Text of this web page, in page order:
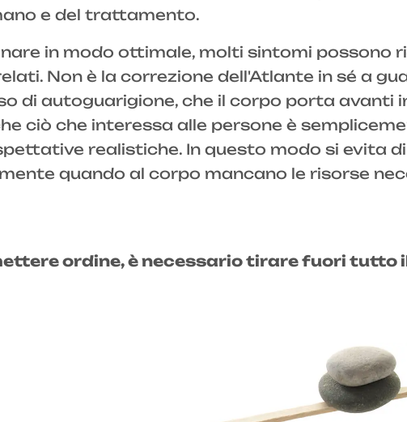
e del trattamento.
in modo ottimale, molti sintomi possono
Non è la correzione dell'Atlante in sé a
di autoguarigione, che il corpo porta avanti
ciò che interessa alle persone è
realistiche. In questo modo si evita
quando al corpo mancano le risorse
ordine, è necessario tirare fuori tutto